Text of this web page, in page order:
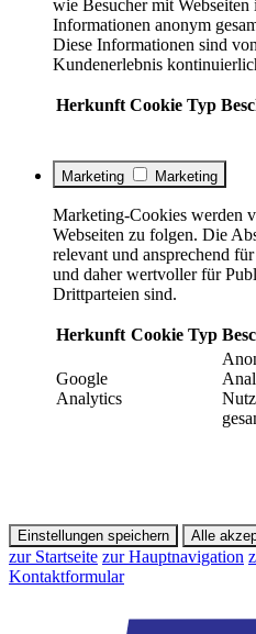
wie Besucher mit Webseiten
Informationen anonym
Diese Informationen sind
Kundenerlebnis
Herkunft Cookie Typ
Marketing Marketing
Marketing-Cookies werden
Webseiten zu folgen. Die
relevant und ansprechend
und daher wertvoller für
Drittparteien sind.
Herkunft Cookie Typ
Google
Analytics
Einstellungen speichern Alle
zur Startseite zur Hauptnavigation
Kontaktformular